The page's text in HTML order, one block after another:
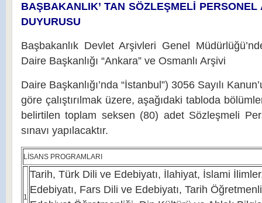
BAŞBAKANLIK’ TAN SÖZLEŞMELİ
DUYURUSU
Başbakanlık Devlet Arşivleri Genel
Daire Başkanlığı “Ankara” ve Osmanlı Arşivi
Daire Başkanlığı’nda “İstanbul”) 3056 Sayılı
göre çalıştırılmak üzere, aşağıdaki tabloda
belirtilen toplam seksen (80) adet Sözleşmeli
sınavı yapılacaktır.
LİSANS PROGRAMLARI
1
Tarih, Türk Dili ve Edebiyatı, İlahiyat, İslami
Edebiyatı, Fars Dili ve Edebiyatı, Tarih